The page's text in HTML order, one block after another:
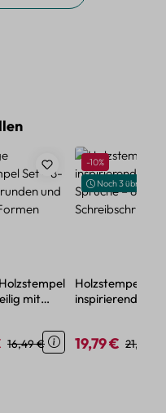
mit
Regulärer Preis:
16,49 €
Rabatt
-10%
Noch 3 übrig
Holzstempel Set
inspirierende
Verkaufspreis:
19,79 € 21,99 €